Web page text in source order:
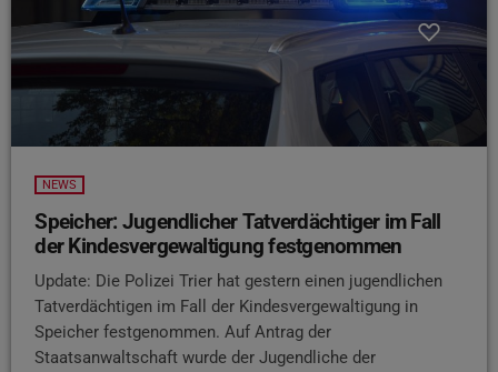
NEWS
Speicher: Jugendlicher Tatverdächtiger im Fall
der Kindesvergewaltigung festgenommen
Update: Die Polizei Trier hat gestern einen jugendlichen
Tatverdächtigen im Fall der Kindesvergewaltigung in
Speicher festgenommen. Auf Antrag der
Staatsanwaltschaft wurde der Jugendliche der